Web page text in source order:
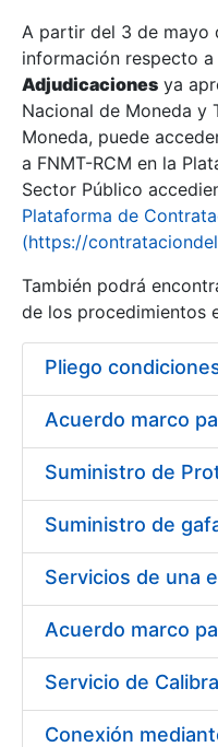
Erakutsi/Ezkutatu
Erakutsi/Ezkutatu
Erakutsi/Ezkutatu
Erakutsi/Ezkutatu
A partir del 3 de mayo
información respecto a
Adjudicaciones ya
Nacional de Moneda y
Moneda, puede
a FNMT-RCM en la
Sector Público
Plataforma de
(https://
También podrá
de los procedimientos